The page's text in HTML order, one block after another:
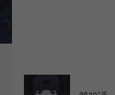
WEBTOON